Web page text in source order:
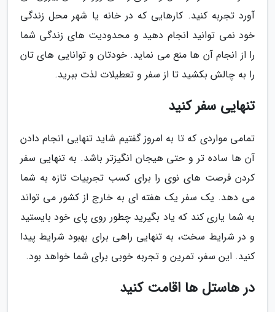
آورد تجربه کنید. کارهایی که در خانه یا شهر محل زندگی
خود نمی توانید انجام دهید و محدودیت های زندگی شما
را از انجام آن ها منع می نماید. خودتان و توانایی های تان
را به چالش بکشید تا از سفر و تعطیلات لذت ببرید.
تنهایی سفر کنید
تمامی مواردی که تا به امروز گفتیم شاید تنهایی انجام دادن
آن ها ساده تر و حتی هیجان انگیزتر باشد. به تنهایی سفر
کردن فرصت های نوی را برای کسب تجربیات تازه به شما
می دهد. یک سفر یک هفته ای به خارج از کشور می تواند
به شما یاری کند که یاد بگیرید چطور روی پای خود بایستید
و در شرایط سخت، به تنهایی راهی برای بهبود شرایط پیدا
کنید. این سفر، تمرین و تجربه خوبی برای شما خواهد بود.
در هاستل ها اقامت کنید